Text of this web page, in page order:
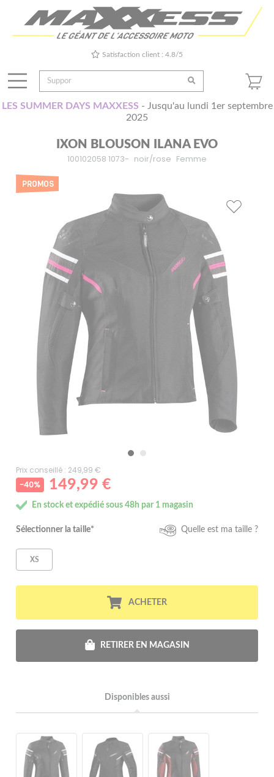
Satisfaction client : 4.8/5
LES SUMMER DAYS MAXXESS - Jusqu'au lundi 1er septembre
2025
IXON BLOUSON ILANA EVO
100102058 1073- noir/rose Femme
PROMOS
Prix conseillé : 249,99 €
-40%
149,99 €
En stock et expédié sous 48h par 1 magasin
Sélectionner la taille* Quelle est ma taille ?
XS
ACHETER
RETIRER EN MAGASIN
Disponibles aussi